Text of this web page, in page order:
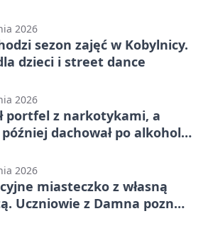
2026
sezon zajęć w Kobylnicy.
dzieci i street dance
2026
portfel z narkotykami, a
dachował po alkoholu
2026
miasteczko z własną
Uczniowie z Damna poznali